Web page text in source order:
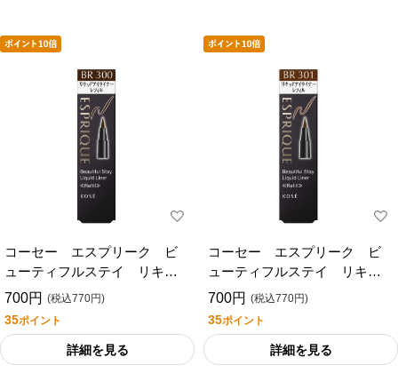
コーセー エスプリーク ビ
ューティフルステイ リキッ
ドライナーレフィル ３０
700円 (税込770円)
35ポイント
詳細を見る
コーセー エスプリーク ビ
ューティフルステイ リキッ
ドライナーレフィル ３０
700円 (税込770円)
35ポイント
詳細を見る